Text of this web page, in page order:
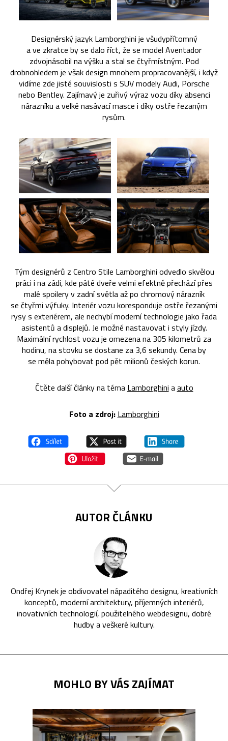
Designérský jazyk Lamborghini je všudypřítomný
a ve zkratce by se dalo říct, že se model Aventador
zdvojnásobil na výšku a stal se čtyřmístným. Pod
drobnohledem je však design mnohem propracovanější, i když
vidíme zde jisté souvislosti s SUV modely Audi, Porsche
nebo Bentley. Zajímavý je zuřivý výraz vozu díky absenci
nárazníku a velké nasávací masce i díky ostře řezaným
rysům.
Tým designérů z Centro Stile Lamborghini odvedlo skvělou
práci i na zádi, kde páté dveře velmi efektně přechází přes
malé spoilery v zadní světla až po chromový nárazník
se čtyřmi výfuky. Interiér vozu koresponduje ostře řezanými
rysy s exteriérem, ale nechybí moderní technologie jako řada
asistentů a displejů. Je možné nastavovat i styly jízdy.
Maximální rychlost vozu je omezena na 305 kilometrů za
hodinu, na stovku se dostane za 3,6 sekundy. Cena by
se měla pohybovat pod pět milionů českých korun.
Čtěte další články na téma Lamborghini aauto
Foto a zdroj: Lamborghini
AUTOR ČLÁNKU
Ondřej Krynek je obdivovatel nápaditého designu, kreativních
konceptů, moderní architektury, příjemných interiérů,
inovativních technologií, použitelného webdesignu, dobré
hudby a veškeré kultury.
MOHLO BY VÁS ZAJÍMAT